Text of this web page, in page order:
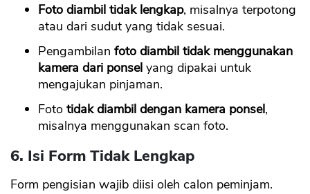
Foto diambil tidak lengkap, misalnya terpotong
atau dari sudut yang tidak sesuai.
Pengambilan foto diambil tidak menggunakan
kamera dari ponsel yang dipakai untuk
mengajukan pinjaman.
Foto tidak diambil dengan kamera ponsel,
misalnya menggunakan scan foto.
6. Isi Form Tidak Lengkap
Form pengisian wajib diisi oleh calon peminjam.